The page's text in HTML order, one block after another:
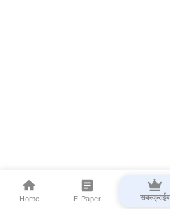
Home E-Paper सबस्क्राईब